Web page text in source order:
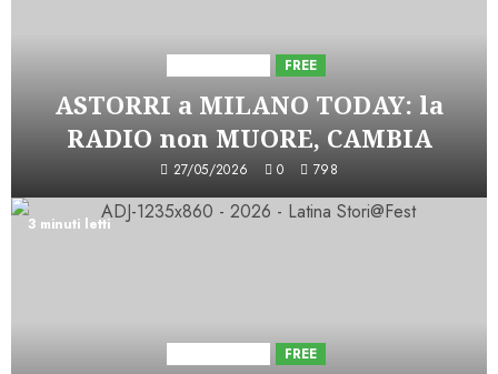
FREE
ASTORRI a MILANO TODAY: la
RADIO non MUORE, CAMBIA
27/05/2026 0 798
3 minuti letti
FREE